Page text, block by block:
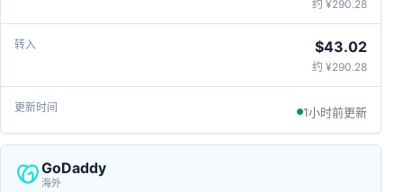
约 ¥290.28
$43.02
约 ¥290.28
1小时前更新
GoDaddy
海外